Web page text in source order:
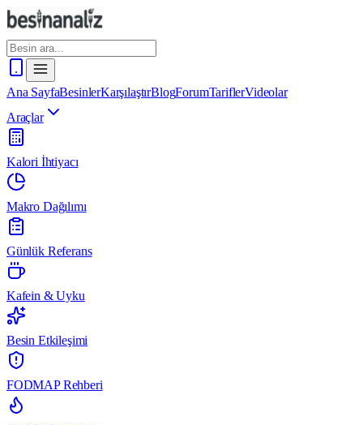
Ana SayfaBesinlerKarşılaştırBlogForumTariflerVideolar
Araçlar
Kalori İhtiyacı
Makro Dağılımı
Günlük Referans
Kafein & Uyku
Besin Etkileşimi
FODMAP Rehberi